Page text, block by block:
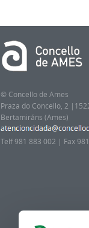
© Concello de Ames
Praza do Concello, 2
Bertamiráns (Ames)
Telf 981 883 002 | Fax